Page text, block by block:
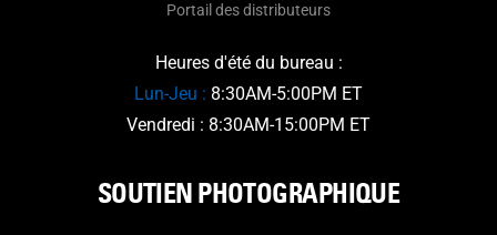
Portail des distributeurs
Heures d'été du bureau :
Lun-Jeu : 8:30AM-5:00PM ET
Vendredi : 8:30AM-15:00PM ET
SOUTIEN PHOTOGRAPHIQUE